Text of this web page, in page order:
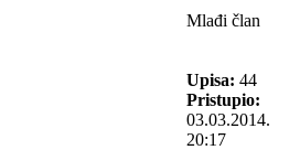
Mlađi član
Upisa: 44
Pristupio:
03.03.2014.
20:17